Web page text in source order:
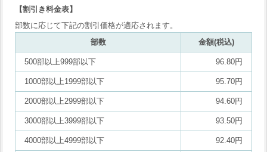
【割引き料金表】
部数に応じて下記の割引価格が適応されます。
部数
金額(税込)
500部以上999部以下 96.80円
1000部以上1999部以下 95.70円
2000部以上2999部以下 94.60円
3000部以上3999部以下 93.50円
4000部以上4999部以下 92.40円